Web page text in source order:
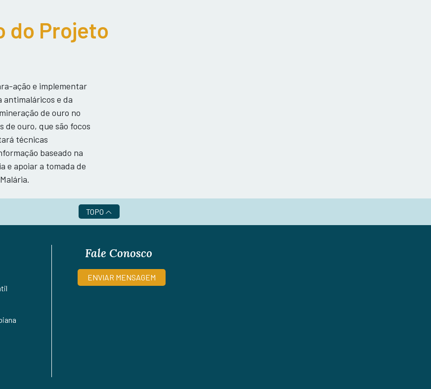
do Projeto
ação e implementar
antimaláricos e da
de ouro no
de ouro, que são focos
técnicas
baseado na
e apoiar a tomada de
TOPO
Fale Conosco
ENVIAR MENSAGEM